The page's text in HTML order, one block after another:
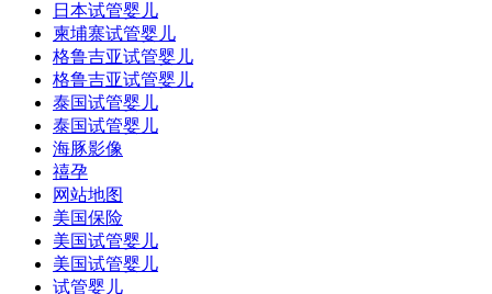
日本试管婴儿
柬埔寨试管婴儿
格鲁吉亚试管婴儿
格鲁吉亚试管婴儿
泰国试管婴儿
泰国试管婴儿
海豚影像
禧孕
网站地图
美国保险
美国试管婴儿
美国试管婴儿
试管婴儿